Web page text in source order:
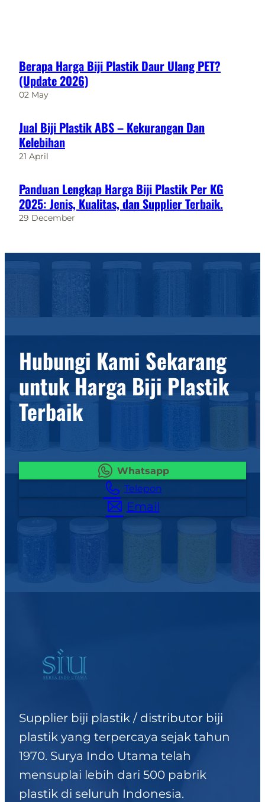
Berapa Harga Biji Plastik Daur Ulang PET?
(Update 2026)
02 May
Jual Biji Plastik ABS – Kekurangan Dan
Kelebihan
21 April
Panduan Lengkap Harga Biji Plastik Per KG
2025: Jenis, Kualitas, dan Supplier Terbaik.
29 December
Hubungi Kami Sekarang
untuk Harga Biji Plastik
Terbaik
Whatsapp
Telepon
Email
Supplier biji plastik / distributor biji
plastik yang terpercaya sejak tahun
1970. Surya Indo Utama telah
mensuplai lebih dari 500 pabrik
plastik di seluruh Indonesia.